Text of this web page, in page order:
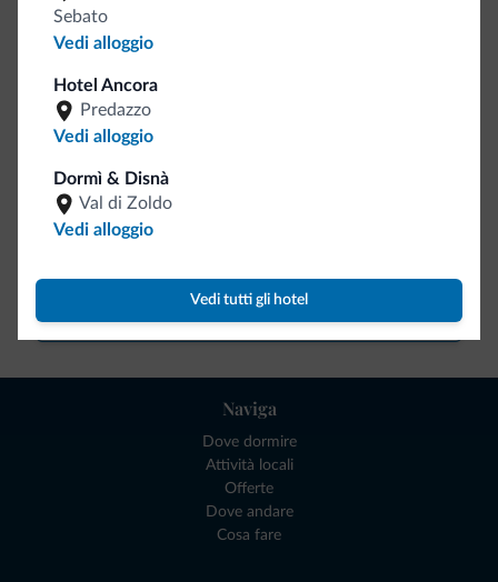
Sebato
Vedi alloggio
Hotel Ancora
Predazzo
Vedi alloggio
Dormì & Disnà
Val di Zoldo
Vedi alloggio
Vedi tutti gli hotel
Be Original, scopri la nuova collezione
Ce l'avete chiesto in tanti. Ecco la nuova collezione firmata
Dolomiti.it!
Vai allo shop
Naviga
Dove dormire
Attività locali
Offerte
Dove andare
Cosa fare